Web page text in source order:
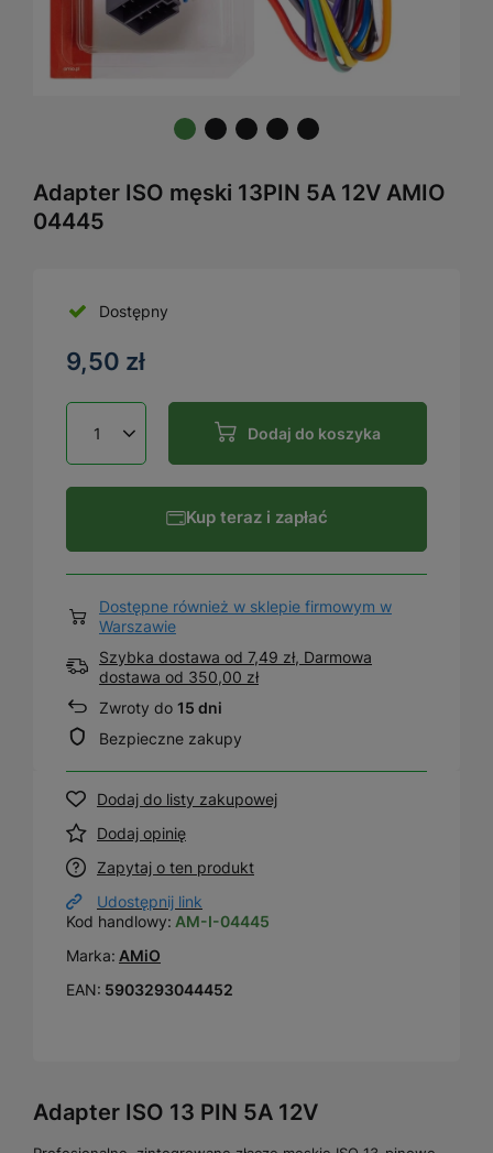
Adapter ISO męski 13PIN 5A 12V AMIO
04445
Dostępny
9,50 zł
Dodaj do koszyka
Kup teraz i zapłać
Dostępne również w sklepie firmowym w
Warszawie
Szybka dostawa od 7,49 zł, Darmowa
dostawa od 350,00 zł
Zwroty do 15 dni
Bezpieczne zakupy
Dodaj do listy zakupowej
Dodaj opinię
Zapytaj o ten produkt
Udostępnij link
Kod handlowy: AM-I-04445
Marka: AMiO
EAN: 5903293044452
Adapter ISO 13 PIN 5A 12V